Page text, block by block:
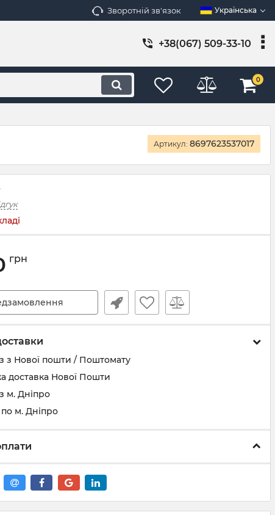
Зворотній зв'язок Українська
+38(067) 509-33-10
0
Артикул: 8697623537017
грн
з Нової пошти / Поштомату
доставка Нової Пошти
м. Дніпро
м. Дніпро